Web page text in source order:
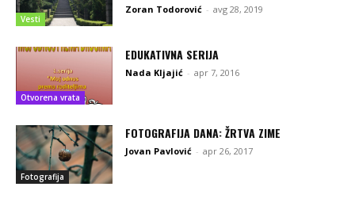
Vesti
Zoran Todorović - avg 28, 2019
Otvorena vrata
EDUKATIVNA SERIJA
Nada Kljajić - apr 7, 2016
Fotografija
FOTOGRAFIJA DANA: ŽRTVA ZIME
Jovan Pavlović - apr 26, 2017